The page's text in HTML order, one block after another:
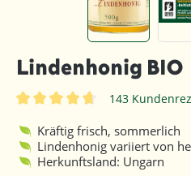
Lindenhonig BIO
143
Kräftig frisch, sommerlich
Lindenhonig variiert von
Herkunftsland: Ungarn